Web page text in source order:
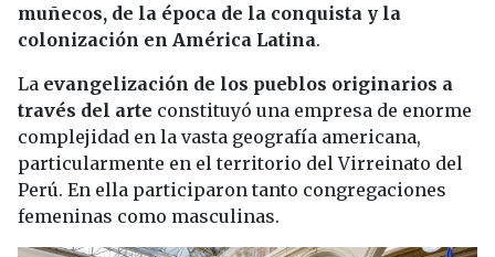
muñecos, de la época de la conquista y la
colonización en América Latina.
La evangelización de los pueblos originarios a
través del arte constituyó una empresa de enorme
complejidad en la vasta geografía americana,
particularmente en el territorio del Virreinato del
Perú. En ella participaron tanto congregaciones
femeninas como masculinas.